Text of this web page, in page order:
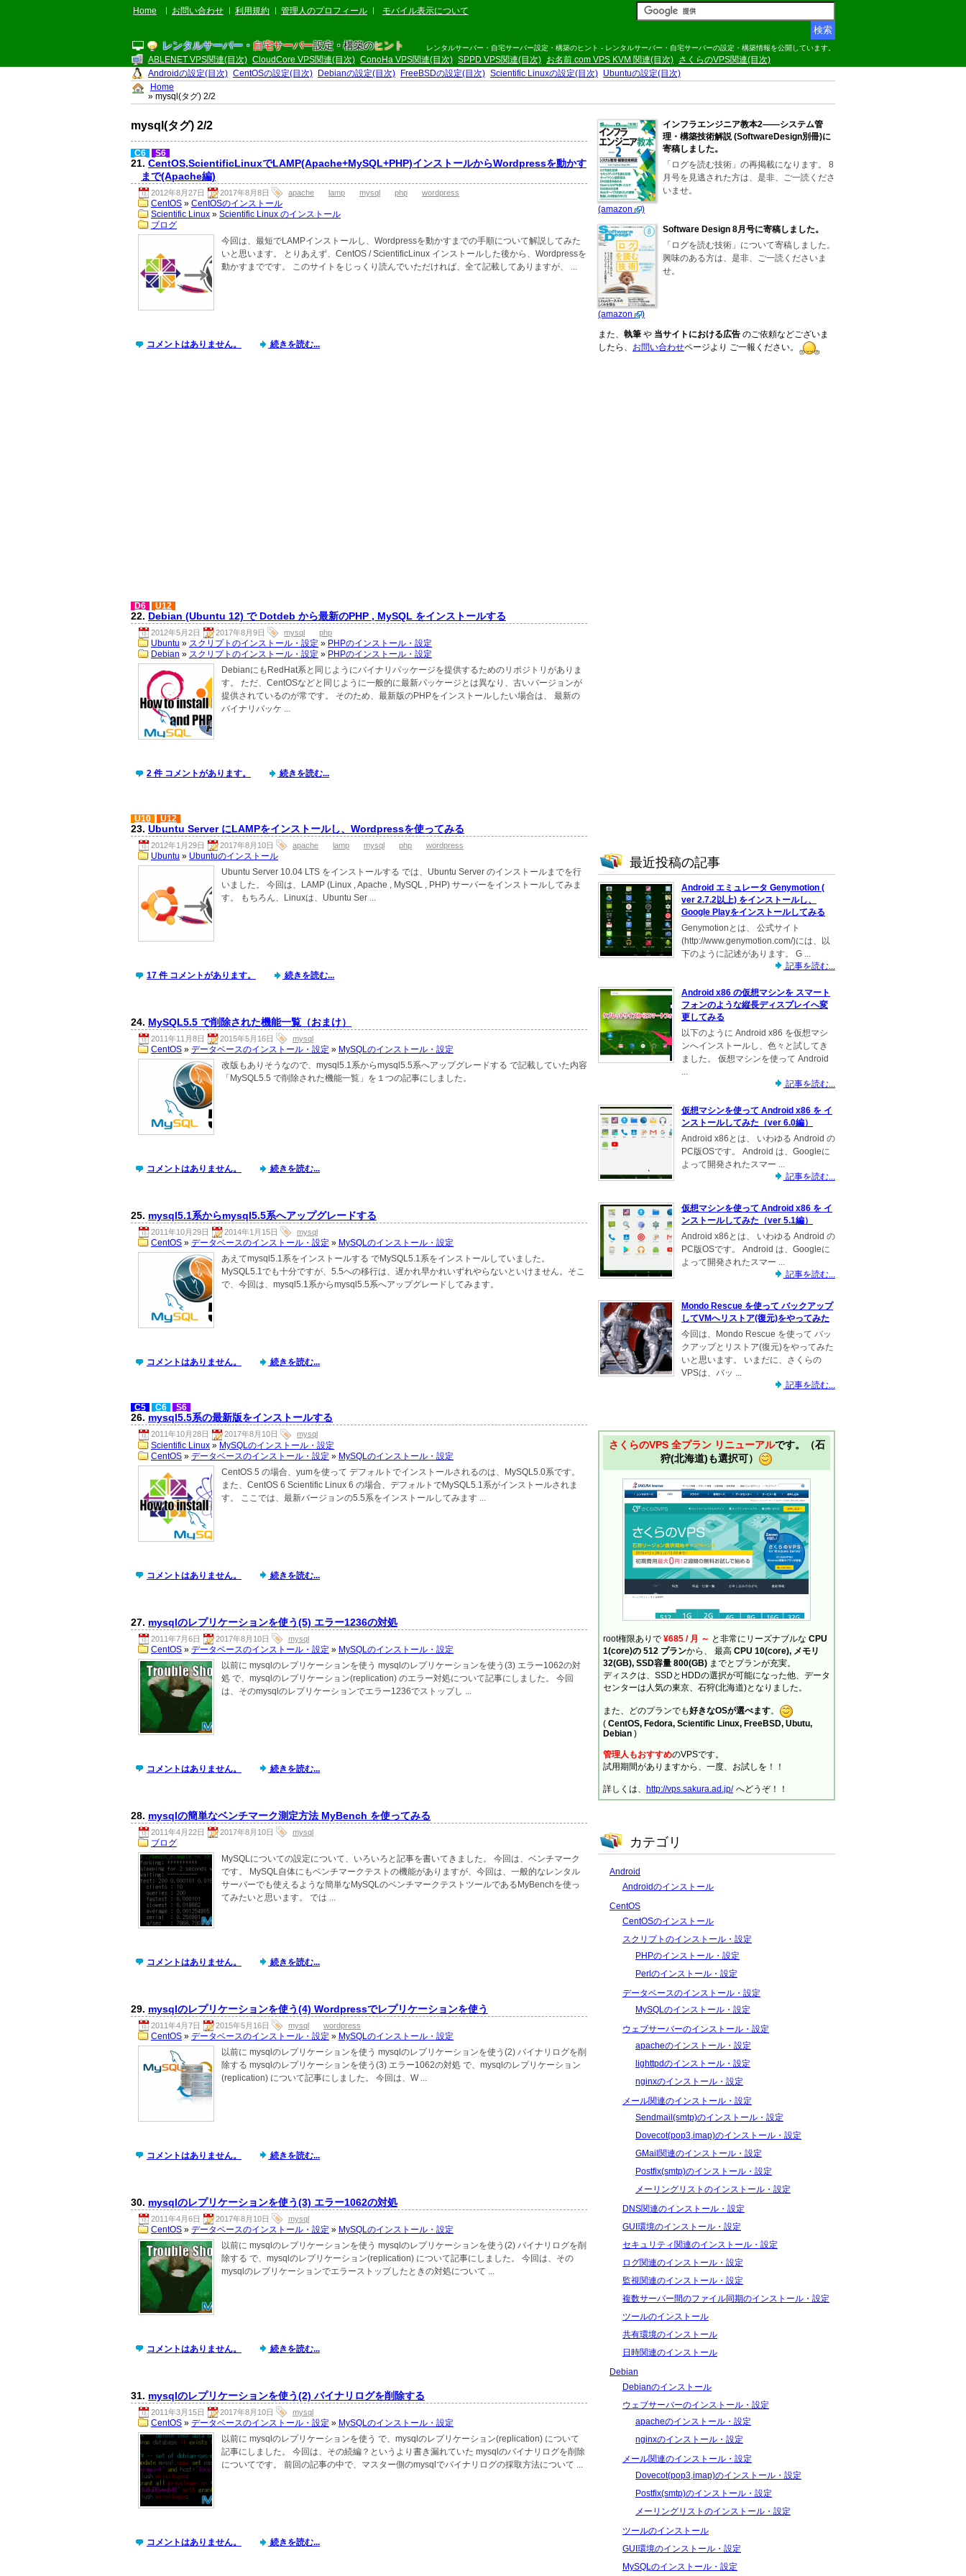
Home お問い合わせ 利用規約 管理人のプロフィール モバイル表示について
レンタルサーバー・ 自宅サーバー設定・構築のヒント レンタルサーバー・自宅サーバー設定・構築のヒント - レンタルサーバー・自宅サーバーの設定・構築情報を公開しています。
ABLENET VPS関連(目次) CloudCore VPS関連(目次) ConoHa VPS関連(目次) SPPD VPS関連(目次) お名前.com VPS KVM 関連(目次)
さくらのVPS関連(目次)
Androidの設定(目次) CentOSの設定(目次) Debianの設定(目次) FreeBSDの設定(目次) Scientific Linuxの設定(目次)
Ubuntuの設定(目次)
Home
» mysql(タグ) 2/2
mysql(タグ) 2/2
C6 S6
21. CentOS,ScientificLinuxでLAMP(Apache+MySQL+PHP)インストールからWordpressを動かす
まで(Apache編)
2012年8月27日 2017年8月8日 apache lamp mysql php
wordpress
CentOS » CentOSのインストール
Scientific Linux » Scientific Linux のインストール
ブログ
今回は、最短でLAMPインストールし、Wordpressを動かすまでの手順について解説してみた
いと思います。 とりあえず、CentOS / ScientificLinux インストールした後から、Wordpressを
動かすまでです。 このサイトをじっくり読んでいただければ、全て記載してありますが、 ...
コメントはありません。 続きを読む...
D6 U12
22. Debian (Ubuntu 12) で Dotdeb から最新のPHP , MySQL をインストールする
2012年5月2日 2017年8月9日 mysql
php
Ubuntu » スクリプトのインストール・設定 » PHPのインストール・設定
Debian » スクリプトのインストール・設定 » PHPのインストール・設定
DebianにもRedHat系と同じようにバイナリパッケージを提供するためのリポジトリがありま
す。 ただ、CentOSなどと同じように一般的に最新パッケージとは異なり、古いバージョンが
提供されているのが常です。 そのため、最新版のPHPをインストールしたい場合は、 最新の
バイナリパッケ ...
2 件 コメントがあります。 続きを読む...
U10 U12
23. Ubuntu Server にLAMPをインストールし、Wordpressを使ってみる
2012年1月29日 2017年8月10日 apache lamp mysql php
wordpress
Ubuntu » Ubuntuのインストール
Ubuntu Server 10.04 LTS をインストールする では、Ubuntu Server のインストールまでを行
いました。 今回は、LAMP (Linux , Apache , MySQL , PHP) サーバーをインストールしてみま
す。 もちろん、Linuxは、Ubuntu Ser ...
17 件 コメントがあります。 続きを読む...
24. MySQL5.5 で削除された機能一覧（おまけ）
2011年11月8日 2015年5月16日
mysql
CentOS » データベースのインストール・設定 » MySQLのインストール・設定
改版もありそうなので、mysql5.1系からmysql5.5系へアップグレードする で記載していた内容
「MySQL5.5 で削除された機能一覧」を１つの記事にしました。
コメントはありません。 続きを読む...
25. mysql5.1系からmysql5.5系へアップグレードする
2011年10月29日 2014年1月15日
mysql
CentOS » データベースのインストール・設定 » MySQLのインストール・設定
あえてmysql5.1系をインストールする でMySQL5.1系をインストールしていました。
MySQL5.1でも十分ですが、5.5への移行は、遅かれ早かれいずれやらないといけません。そこ
で、今回は、mysql5.1系からmysql5.5系へアップグレードしてみます。
コメントはありません。 続きを読む...
C5 C6 S6
26. mysql5.5系の最新版をインストールする
2011年10月28日 2017年8月10日
mysql
Scientific Linux » MySQLのインストール・設定
CentOS » データベースのインストール・設定 » MySQLのインストール・設定
CentOS 5 の場合、yumを使って デフォルトでインストールされるのは、MySQL5.0系です。
また、CentOS 6 Scientific Linux 6 の場合、デフォルトでMySQL5.1系がインストールされま
す。 ここでは、最新バージョンの5.5系をインストールしてみます ...
コメントはありません。 続きを読む...
27. mysqlのレプリケーションを使う(5) エラー1236の対処
2011年7月6日 2017年8月10日
mysql
CentOS » データベースのインストール・設定 » MySQLのインストール・設定
以前に mysqlのレプリケーションを使う mysqlのレプリケーションを使う(3) エラー1062の対
処 で、mysqlのレプリケーション(replication) のエラー対処について記事にしました。 今回
は、そのmysqlのレプリケーションでエラー1236でストップし ...
コメントはありません。 続きを読む...
28. mysqlの簡単なベンチマーク測定方法 MyBench を使ってみる
2011年4月22日 2017年8月10日
mysql
ブログ
MySQLについての設定について、いろいろと記事を書いてきました。 今回は、ベンチマーク
です。 MySQL自体にもベンチマークテストの機能がありますが、今回は、一般的なレンタル
サーバーでも使えるような簡単なMySQLのベンチマークテストツールであるMyBenchを使っ
てみたいと思います。 では ...
コメントはありません。 続きを読む...
29. mysqlのレプリケーションを使う(4) Wordpressでレプリケーションを使う
2011年4月7日 2015年5月16日 mysql
wordpress
CentOS » データベースのインストール・設定 » MySQLのインストール・設定
以前に mysqlのレプリケーションを使う mysqlのレプリケーションを使う(2) バイナリログを削
除する mysqlのレプリケーションを使う(3) エラー1062の対処 で、mysqlのレプリケーション
(replication) について記事にしました。 今回は、W ...
コメントはありません。 続きを読む...
30. mysqlのレプリケーションを使う(3) エラー1062の対処
2011年4月6日 2017年8月10日
mysql
CentOS » データベースのインストール・設定 » MySQLのインストール・設定
以前に mysqlのレプリケーションを使う mysqlのレプリケーションを使う(2) バイナリログを削
除する で、mysqlのレプリケーション(replication) について記事にしました。 今回は、その
mysqlのレプリケーションでエラーストップしたときの対処について ...
コメントはありません。 続きを読む...
31. mysqlのレプリケーションを使う(2) バイナリログを削除する
2011年3月15日 2017年8月10日
mysql
CentOS » データベースのインストール・設定 » MySQLのインストール・設定
以前に mysqlのレプリケーションを使う で、mysqlのレプリケーション(replication) について
記事にしました。 今回は、その続編？というより書き漏れていた mysqlのバイナリログを削除
についてです。 前回の記事の中で、マスター側のmysqlでバイナリログの採取方法について ...
コメントはありません。 続きを読む...
(amazon )
インフラエンジニア教本2――システム管
理・構築技術解説 (SoftwareDesign別冊)に
寄稿しました。
「ログを読む技術」の再掲載になります。 8
月号を見逃された方は、是非、ご一読くださ
いませ。
(amazon )
Software Design 8月号に寄稿しました。
「ログを読む技術」について寄稿しました。
興味のある方は、是非、ご一読くださいま
せ。
また、 執筆 や 当サイトにおける広告 のご依頼などございま
したら、 お問い合わせページより ご一報ください。
最近投稿の記事
Android エミュレータ Genymotion (
ver 2.7.2以上) をインストールし、
Google Playをインストールしてみる
Genymotionとは、 公式サイト
(http://www.genymotion.com/)には、以
下のように記述があります。 G ...
記事を読む...
Android x86 の仮想マシンを スマート
フォンのような縦長ディスプレイへ変
更してみる
以下のように Android x86 を仮想マシ
ンへインストールし、色々と試してき
ました。 仮想マシンを使って Android
記事を読む...
仮想マシンを使って Android x86 を イ
ンストールしてみた（ver 6.0編）
Android x86とは、 いわゆる Android の
PC版OSです。 Android は、Googleに
よって開発されたスマー ...
記事を読む...
仮想マシンを使って Android x86 を イ
ンストールしてみた（ver 5.1編）
Android x86とは、 いわゆる Android の
PC版OSです。 Android は、Googleに
よって開発されたスマー ...
記事を読む...
Mondo Rescue を使って バックアップ
してVMへリストア(復元)をやってみた
今回は、Mondo Rescue を使って バッ
クアップとリストア(復元)をやってみた
いと思います。 いまだに、さくらの
VPSは、バッ ...
記事を読む...
さくらのVPS 全プラン リニューアルです。（石
狩(北海道)も選択可）
root権限ありで ¥685 / 月 ～ と非常にリーズナブルな CPU
1(core)の 512 プランから、 最高 CPU 10(core), メモリ
32(GB), SSD容量 800(GB) までとプランが充実。
ディスクは、SSDとHDDの選択が可能になった他、データ
センターは人気の東京、石狩(北海道)となりました。
また、どのプランでも好きなOSが選べます。
( CentOS, Fedora, Scientific Linux, FreeBSD, Ubutu,
Debian )
管理人もおすすめのVPSです。
試用期間がありますから、一度、お試しを！！
詳しくは、 http://vps.sakura.ad.jp/ へどうぞ！！
カテゴリ
Android
Androidのインストール
CentOS
CentOSのインストール
スクリプトのインストール・設定
PHPのインストール・設定
Perlのインストール・設定
データベースのインストール・設定
MySQLのインストール・設定
ウェブサーバーのインストール・設定
apacheのインストール・設定
lighttpdのインストール・設定
nginxのインストール・設定
メール関連のインストール・設定
Sendmail(smtp)のインストール・設定
Dovecot(pop3,imap)のインストール・設定
GMail関連のインストール・設定
Postfix(smtp)のインストール・設定
メーリングリストのインストール・設定
DNS関連のインストール・設定
GUI環境のインストール・設定
セキュリティ関連のインストール・設定
ログ関連のインストール・設定
監視関連のインストール・設定
複数サーバー間のファイル同期のインストール・設定
ツールのインストール
共有環境のインストール
日時関連のインストール
Debian
Debianのインストール
ウェブサーバーのインストール・設定
apacheのインストール・設定
nginxのインストール・設定
メール関連のインストール・設定
Dovecot(pop3,imap)のインストール・設定
Postfix(smtp)のインストール・設定
メーリングリストのインストール・設定
ツールのインストール
GUI環境のインストール・設定
MySQLのインストール・設定